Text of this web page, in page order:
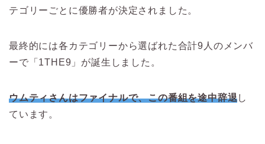
テゴリーごとに優勝者が決定されました。
最終的には各カテゴリーから選ばれた合計9人のメンバ
ーで「1THE9」が誕生しました。
ウムティさんはファイナルで、この番組を途中辞退し
ています。